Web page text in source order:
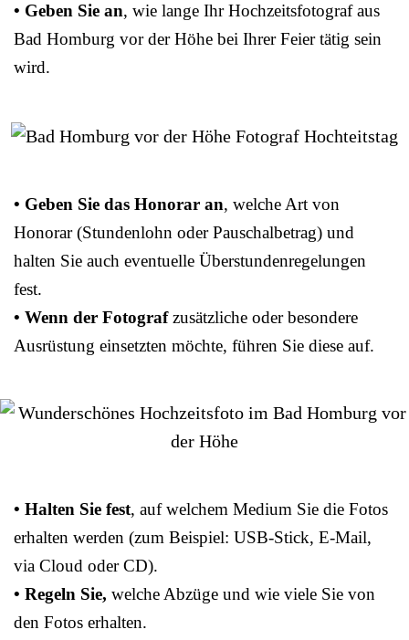
• Geben Sie an, wie lange Ihr Hochzeitsfotograf aus
Bad Homburg vor der Höhe bei Ihrer Feier tätig sein
wird.
• Geben Sie das Honorar an, welche Art von
Honorar (Stundenlohn oder Pauschalbetrag) und
halten Sie auch eventuelle Überstundenregelungen
fest.
• Wenn der Fotografzusätzliche oder besondere
Ausrüstung einsetzten möchte, führen Sie diese auf.
• Halten Sie fest, auf welchem Medium Sie die Fotos
erhalten werden (zum Beispiel: USB-Stick, E-Mail,
via Cloud oder CD).
• Regeln Sie, welche Abzüge und wie viele Sie von
den Fotos erhalten.